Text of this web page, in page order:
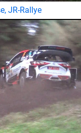
JR-Rallye